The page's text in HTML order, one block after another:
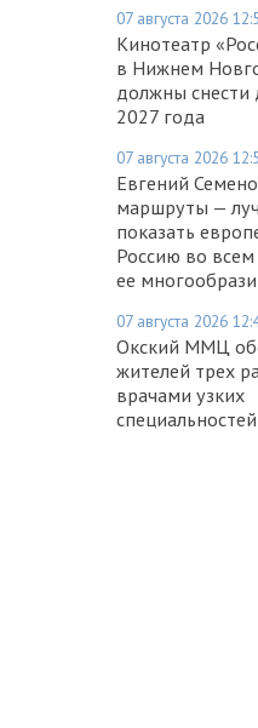
07 августа 2026
Кинотеатр
в Нижнем
должны снести
2027 года
07 августа 2026
Евгений
маршруты —
показать
Россию во всем
ее
07 августа 2026
Окский ММЦ
жителей трех
врачами узких
специальностей